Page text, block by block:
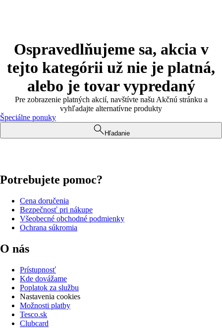
Ospravedlňujeme sa, akcia v
tejto kategórii už nie je platná,
alebo je tovar vypredaný
Pre zobrazenie platných akcií, navštívte našu Akčnú stránku a
vyhľadajte alternatívne produkty
Špeciálne ponuky
Hľadanie
Potrebujete pomoc?
Cena doručenia
Bezpečnosť pri nákupe
Všeobecné obchodné podmienky
Ochrana súkromia
O nás
Prístupnosť
Kde dovážame
Poplatok za službu
Nastavenia cookies
Možnosti platby
Tesco.sk
Clubcard